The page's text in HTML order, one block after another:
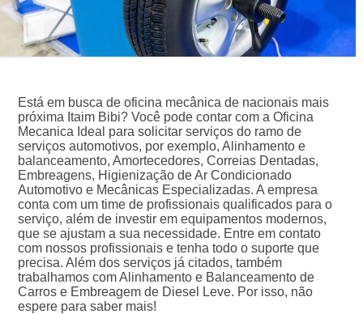
Está em busca de oficina mecânica de nacionais mais
próxima Itaim Bibi? Você pode contar com a Oficina
Mecanica Ideal para solicitar serviços do ramo de
serviços automotivos, por exemplo, Alinhamento e
balanceamento, Amortecedores, Correias Dentadas,
Embreagens, Higienização de Ar Condicionado
Automotivo e Mecânicas Especializadas. A empresa
conta com um time de profissionais qualificados para o
serviço, além de investir em equipamentos modernos,
que se ajustam a sua necessidade. Entre em contato
com nossos profissionais e tenha todo o suporte que
precisa. Além dos serviços já citados, também
trabalhamos com Alinhamento e Balanceamento de
Carros e Embreagem de Diesel Leve. Por isso, não
espere para saber mais!